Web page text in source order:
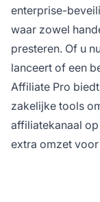
enterprise-
waar zowel
presteren. Of u
lanceert of een
Affiliate Pro
zakelijke tools
affiliatekanaal
extra omzet